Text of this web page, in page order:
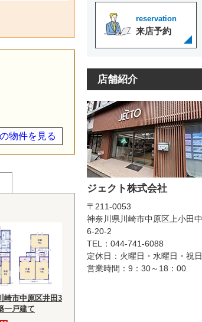
物件を見る
崎市中原区井田3
一戸建て
reservation
来店予約
店舗紹介
ジェクト株式会社
〒211-0053
神奈川県川崎市中原区上小田中
6-20-2
TEL：044-741-6088
定休日：火曜日・水曜日・祝日
営業時間：9：30～18：00